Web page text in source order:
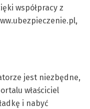
współpracy z
jest niezbędne,
właściciel
i nabyć